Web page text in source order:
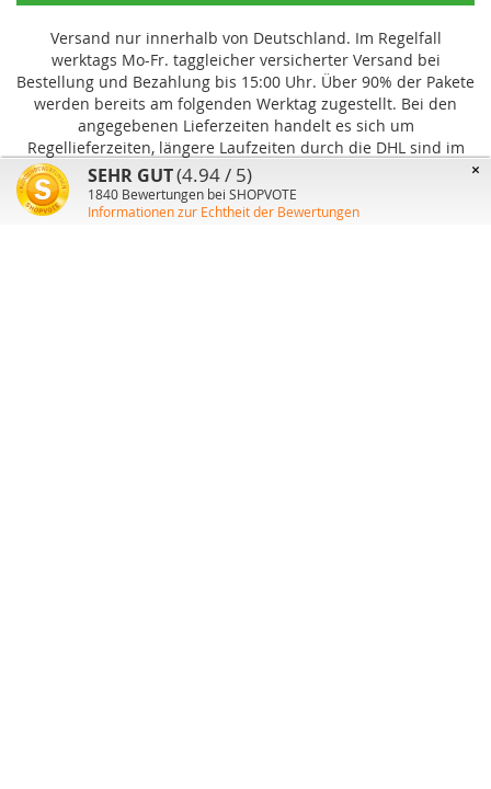
Versand nur innerhalb von Deutschland. Im Regelfall
werktags Mo-Fr. taggleicher versicherter Versand bei
Bestellung und Bezahlung bis 15:00 Uhr. Über 90% der Pakete
werden bereits am folgenden Werktag zugestellt. Bei den
angegebenen Lieferzeiten handelt es sich um
Regellieferzeiten, längere Laufzeiten durch die DHL sind im
Einzelfall möglich und können von uns nicht beeinflusst
werden.
×
SEHR GUT(4.94 / 5)
1840 Bewertungen bei SHOPVOTE
Informationen zur Echtheit der Bewertungen